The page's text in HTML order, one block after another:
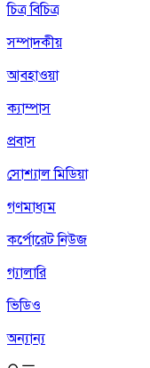
চিত্র বিচিত্র
সম্পাদকীয়
আবহাওয়া
ক্যাম্পাস
প্রবাস
সোশ্যাল মিডিয়া
গণমাধ্যম
কর্পোরেট নিউজ
গ্যালারি
ভিডিও
অন্যান্য